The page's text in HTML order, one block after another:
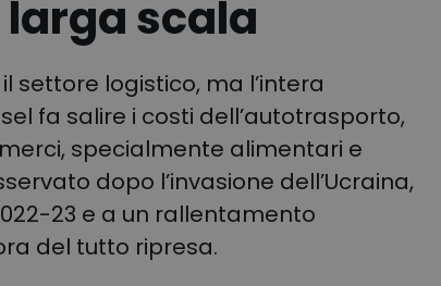
scala
settore logistico, ma l’intera
fa salire i costi dell’autotrasporto,
specialmente alimentari e
dopo l’invasione dell’Ucraina,
23 e a un rallentamento
del tutto ripresa.